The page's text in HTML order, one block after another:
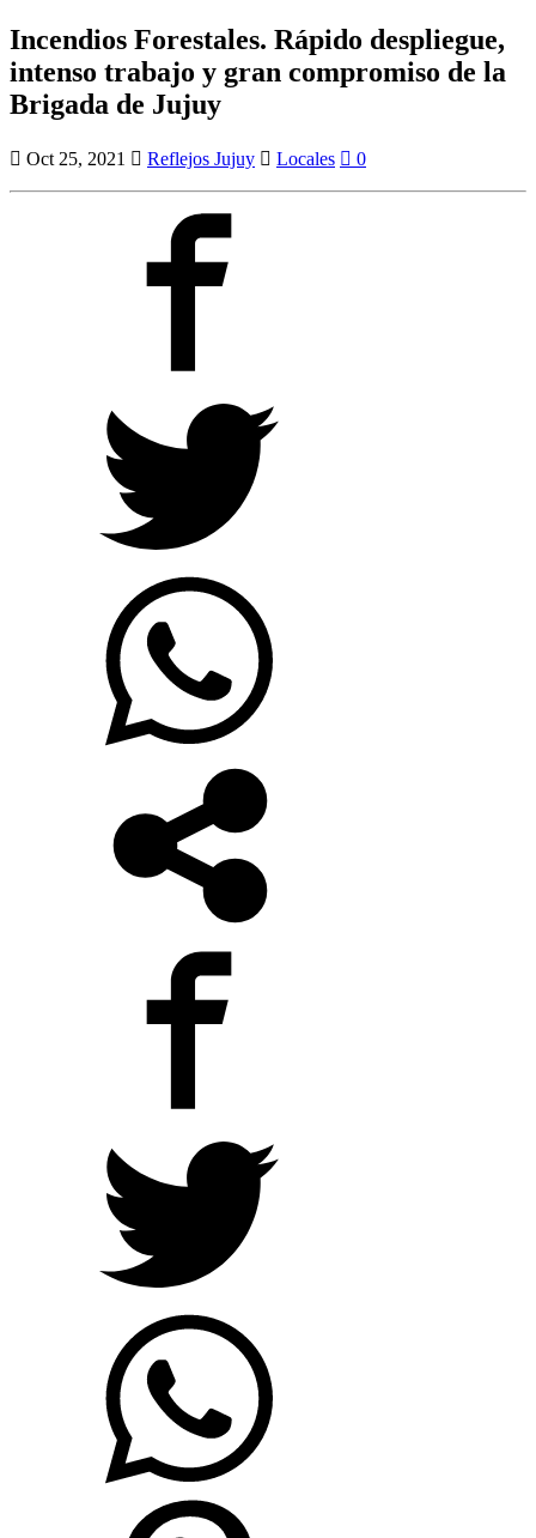
Incendios Forestales. Rápido despliegue,
intenso trabajo y gran compromiso de la
Brigada de Jujuy
Oct 25, 2021 Reflejos Jujuy Locales 0